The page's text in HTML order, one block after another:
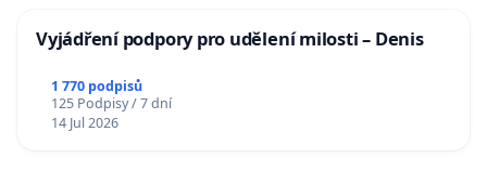
Vyjádření podpory pro udělení milosti – Denis
1 770 podpisů
125 Podpisy / 7 dní
14 Jul 2026